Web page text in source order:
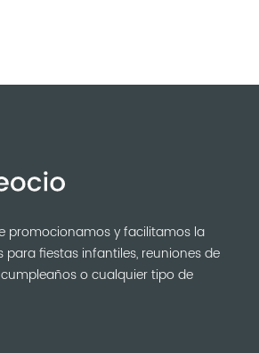
promocionamos y facilitamos la
para fiestas infantiles, reuniones de
o cualquier tipo de